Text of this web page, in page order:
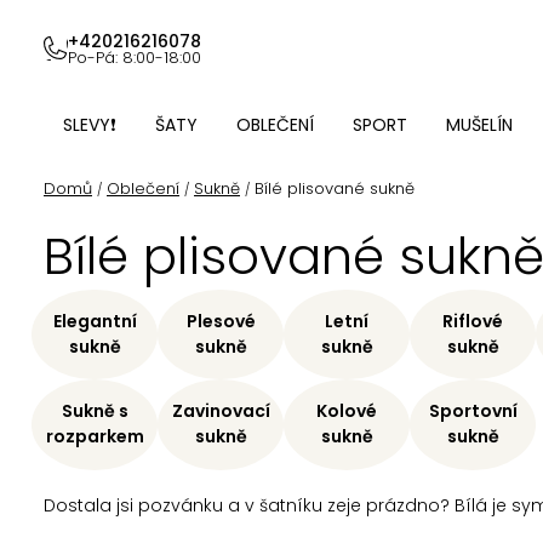
obsah
+420216216078
Po-Pá: 8:00-18:00
SLEVY❗ ŠATY OBLEČENÍ SPORT MUŠELÍN
Domů / Oblečení / Sukně / Bílé plisované sukně
Bílé plisované sukně
Dostala jsi pozvánku a v šatníku zeje prázdno? Bílá je
Elegantní
sukně
Plesové
sukně
Letní
sukně
Riflové
sukně
Sukně s
rozparkem
Zavinovací
sukně
Kolové
sukně
Sportovní
sukně